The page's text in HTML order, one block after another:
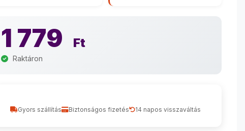
1 779 Ft
Raktáron
Gyors szállítás Biztonságos fizetés 14 napos visszaváltás